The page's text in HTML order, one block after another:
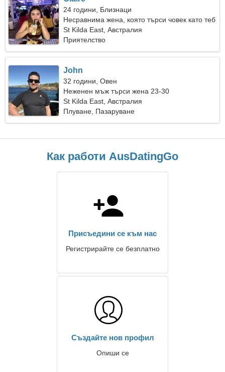
24 години, Близнаци
Несравнима жена, която търси човек като теб
St Kilda East, Австралия
Приятелство
John
32 години, Овен
Неженен мъж търси жена 23-30
St Kilda East, Австралия
Плуване, Пазаруване
Как работи AusDatingGo
Присъедини се към нас
Регистрирайте се безплатно
Създайте нов профил
Опиши се